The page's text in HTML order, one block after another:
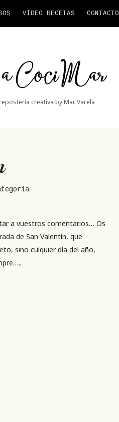
VÍDEO RECETAS CONTACTO
creativa by Mar Varela
a vuestros comentarios… Os
de San Valentín, que
sino culquier día del año,